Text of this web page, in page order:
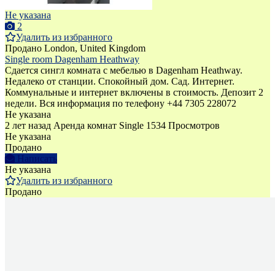
Не указана
2
Удалить из избранного
Продано London, United Kingdom
Single room Dagenham Heathway
Сдается сингл комната с мебелью в Dagenham Heathway.
Недалеко от станции. Спокойный дом. Сад. Интернет.
Коммунальные и интернет включены в стоимость. Депозит 2
недели. Bся информация по телефону +44 7305 228072
Не указана
2 лет назад Аренда комнат Single 1534 Просмотров
Не указана
Продано
Написать
Не указана
Удалить из избранного
Продано